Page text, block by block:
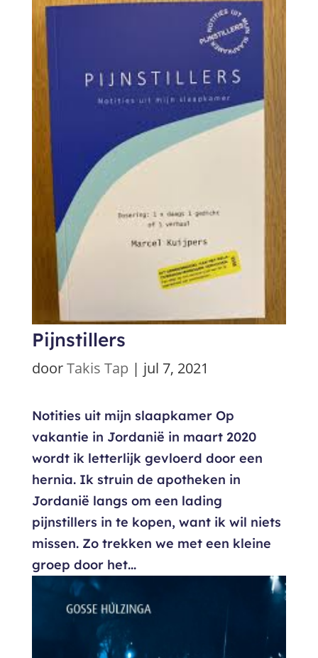
Pijnstillers
doorTakis Tap | jul 7, 2021
Notities uit mijn slaapkamer Op
vakantie in Jordanië in maart 2020
wordt ik letterlijk gevloerd door een
hernia. Ik struin de apotheken in
Jordanië langs om een lading
pijnstillers in te kopen, want ik wil niets
missen. Zo trekken we met een kleine
groep door het...